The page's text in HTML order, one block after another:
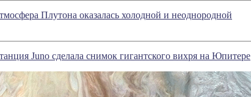
Плутона оказалась холодной и неоднородной
Juno сделала снимок гигантского вихря на Юпитере